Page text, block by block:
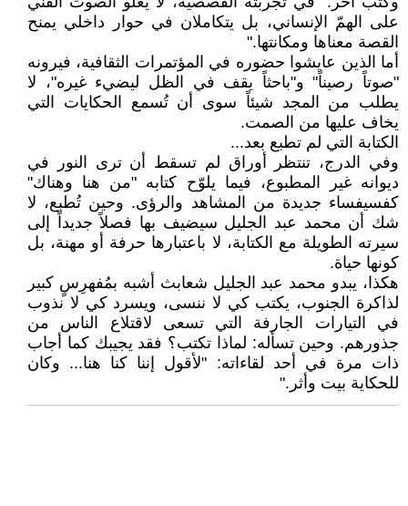
على الهمّ الإنساني، بل يتكاملان في حوار داخلي يمنح
القصة معناها ومكانتها."
أما الذين عايشوا حضوره في المؤتمرات الثقافية، فيرونه
"صوتاً رصيناً" و"باحثاً يقف في الظل ليضيء غيره"، لا
يطلب من المجد شيئاً سوى أن تُسمع الحكايات التي
يخاف عليها من الصمت.
الكتابة التي لم تطبع بعد...
وفي الدرج، تنتظر أوراق لم تسقط أن ترى النور في
ديوانه غير المطبوع، فيما يلوّح كتابه "من هنا وهناك"
كفسيفساء جديدة من المشاهد والرؤى. وحين تُطبع، لا
شك أن محمد عبد الجليل سيضيف بها فصلاً جديداً إلى
سيرته الطويلة مع الكتابة، لا باعتبارها حرفة أو مهنة، بل
كونها حياة.
هكذا، يبدو محمد عبد الجليل شعابث أشبه بمُفهرِسٍ كبير
لذاكرة الجنوب، يكتب كي لا ننسى، ويسرد كي لا نذوب
في التيارات الجارفة التي تسعى لاقتلاع الناس من
جذورهم. وحين تسأله: لماذا تكتب؟ فقد يجيبك كما أجاب
ذات مرة في أحد لقاءاته: "لأقول إننا كنا هنا... وكان
للحكاية بيت وأثر."